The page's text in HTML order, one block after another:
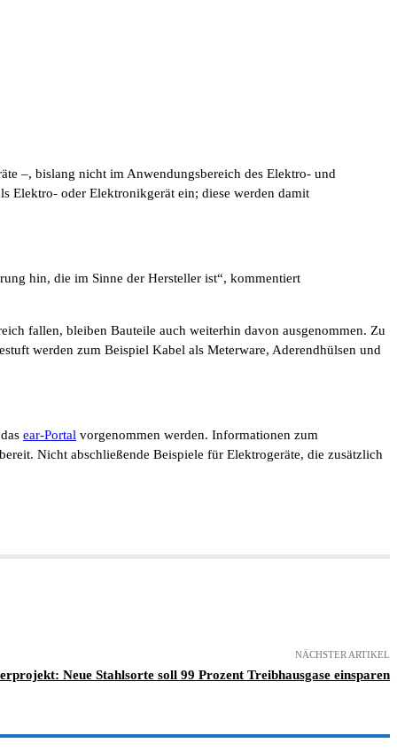
–, bislang nicht im Anwendungsbereich des Elektro- und
Elektro- oder Elektronikgerät ein; diese werden damit
hin, die im Sinne der Hersteller ist“, kommentiert
fallen, bleiben Bauteile auch weiterhin davon ausgenommen. Zu
werden zum Beispiel Kabel als Meterware, Aderendhülsen und
ear-Portal vorgenommen werden. Informationen zum
bereit. Nicht abschließende Beispiele für Elektrogeräte, die zusätzlich
NÄCHSTER ARTIKEL
Neue Stahlsorte soll 99 Prozent Treibhausgase einsparen